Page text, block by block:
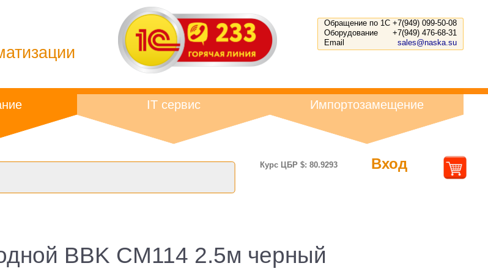
Обращение по 1С +7(949) 099-50-08
Оборудование
+7(949) 476-68-31
Email
sales@naska.su
IT сервис Импортозамещение
Курс ЦБР $: 80.9293 Вход
BBK CM114 2.5м черный